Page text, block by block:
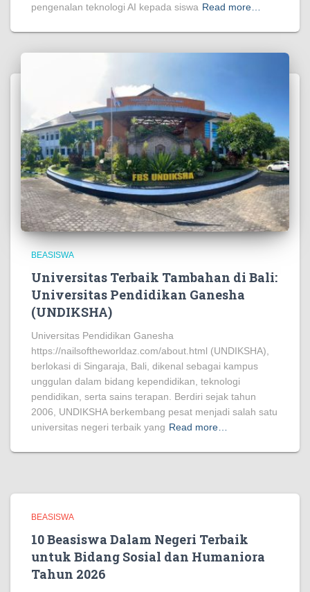
pengenalan teknologi AI kepada siswa Read more…
BEASISWA
Universitas Terbaik Tambahan di Bali:
Universitas Pendidikan Ganesha
(UNDIKSHA)
Universitas Pendidikan Ganesha
https://nailsoftheworldaz.com/about.html (UNDIKSHA),
berlokasi di Singaraja, Bali, dikenal sebagai kampus
unggulan dalam bidang kependidikan, teknologi
pendidikan, serta sains terapan. Berdiri sejak tahun
2006, UNDIKSHA berkembang pesat menjadi salah satu
universitas negeri terbaik yang Read more…
BEASISWA
10 Beasiswa Dalam Negeri Terbaik
untuk Bidang Sosial dan Humaniora
Tahun 2026